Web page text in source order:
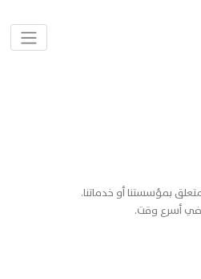
بمؤسستنا أو خدماتنا.
في أسرع وقت.